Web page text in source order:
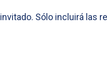
Sólo incluirá